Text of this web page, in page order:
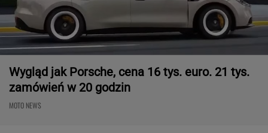
Wygląd jak Porsche, cena 16 tys. euro. 21 tys.
zamówień w 20 godzin
MOTO NEWS